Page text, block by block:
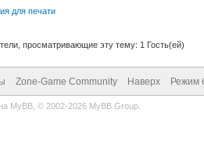
для печати
просматривающие эту тему: 1 Гость(ей)
Zone-Game Community Наверх Режим
MyBB, © 2002-2026 MyBB Group.